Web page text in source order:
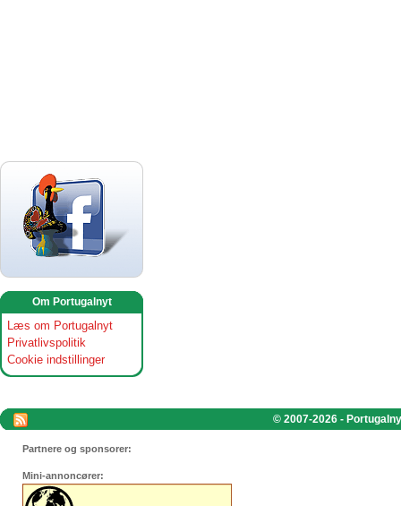
Om Portugalnyt
Læs om Portugalnyt
Privatlivspolitik
Cookie indstillinger
© 2007-2026 -
Partnere og sponsorer:
Mini-annoncører: